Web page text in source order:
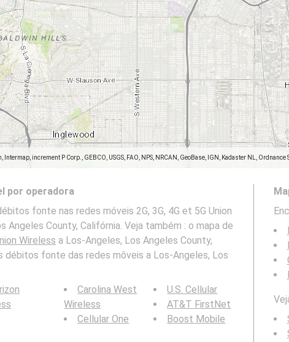
Intermap, increment P Corp., GEBCO, USGS, FAO, NPS, NRCAN, GeoBase, IGN, Kadaster NL,
por operadora
fonte nas redes móveis 2G, 3G, 4G et 5G Union
Angeles County, Califórnia. Veja também : o mapa de
Wireless a Los-Angeles, Los Angeles County,
débitos fonte das redes môveis a Los-Angeles, Los
Carolina West
Wireless
Cellular One
U.S. Cellular
AT&T FirstNet
Boost Mobile